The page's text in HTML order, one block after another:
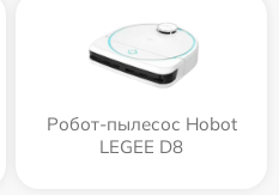
Робот-пылесос Hobot
LEGEE D8